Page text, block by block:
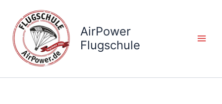
springen
AirPower
Flugschule